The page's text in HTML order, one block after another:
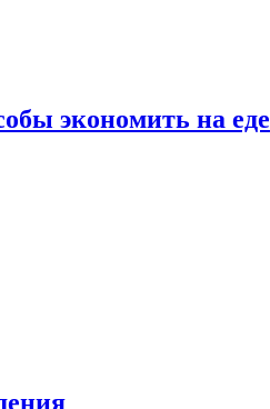
экономить на еде